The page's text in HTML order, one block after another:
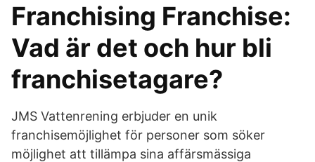
Franchising Franchise:
Vad är det och hur bli
franchisetagare?
JMS Vattenrening erbjuder en unik
franchisemöjlighet för personer som söker
möjlighet att tillämpa sina affärsmässiga